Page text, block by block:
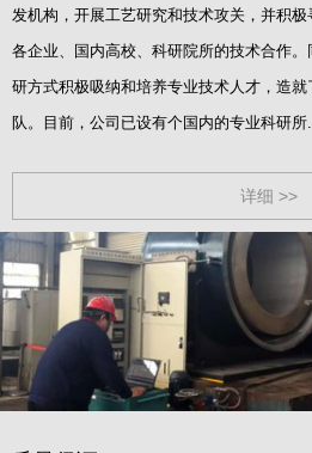
发机构，开展工艺研究和技术攻关，并积
各企业、国内高校、科研院所的技术合作
研方式积极吸纳和培养专业技术人才，造
队。目前，公司已设有个国内的专业科研所...
详细 >>